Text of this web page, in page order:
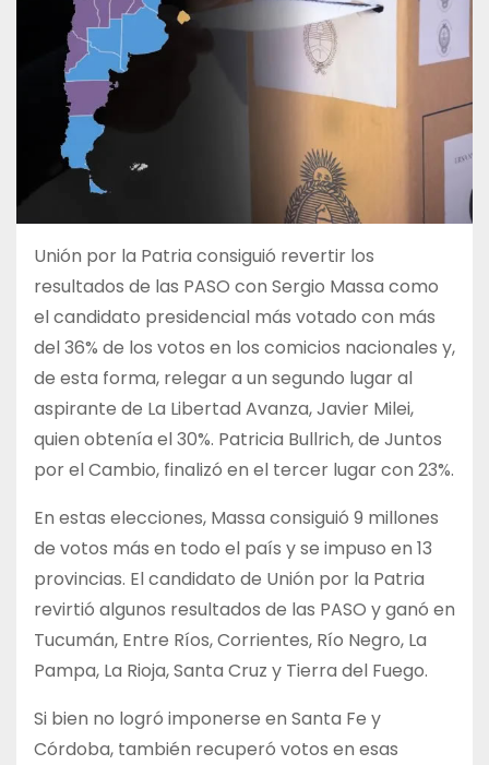
Unión por la Patria consiguió revertir los
resultados de las PASO con Sergio Massa como
el candidato presidencial más votado con más
del 36% de los votos en los comicios nacionales y,
de esta forma, relegar a un segundo lugar al
aspirante de La Libertad Avanza, Javier Milei,
quien obtenía el 30%. Patricia Bullrich, de Juntos
por el Cambio, finalizó en el tercer lugar con 23%.
En estas elecciones, Massa consiguió 9 millones
de votos más en todo el país y se impuso en 13
provincias. El candidato de Unión por la Patria
revirtió algunos resultados de las PASO y ganó en
Tucumán, Entre Ríos, Corrientes, Río Negro, La
Pampa, La Rioja, Santa Cruz y Tierra del Fuego.
Si bien no logró imponerse en Santa Fe y
Córdoba, también recuperó votos en esas